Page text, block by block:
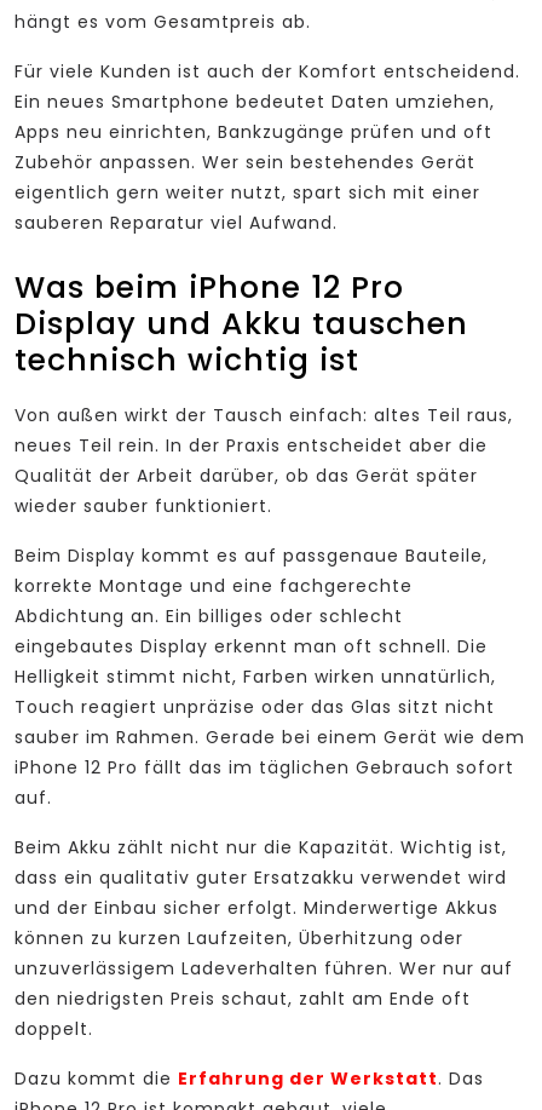
hängt es vom Gesamtpreis ab.
Für viele Kunden ist auch der Komfort entscheidend.
Ein neues Smartphone bedeutet Daten umziehen,
Apps neu einrichten, Bankzugänge prüfen und oft
Zubehör anpassen. Wer sein bestehendes Gerät
eigentlich gern weiter nutzt, spart sich mit einer
sauberen Reparatur viel Aufwand.
Was beim iPhone 12 Pro
Display und Akku tauschen
technisch wichtig ist
Von außen wirkt der Tausch einfach: altes Teil raus,
neues Teil rein. In der Praxis entscheidet aber die
Qualität der Arbeit darüber, ob das Gerät später
wieder sauber funktioniert.
Beim Display kommt es auf passgenaue Bauteile,
korrekte Montage und eine fachgerechte
Abdichtung an. Ein billiges oder schlecht
eingebautes Display erkennt man oft schnell. Die
Helligkeit stimmt nicht, Farben wirken unnatürlich,
Touch reagiert unpräzise oder das Glas sitzt nicht
sauber im Rahmen. Gerade bei einem Gerät wie dem
iPhone 12 Pro fällt das im täglichen Gebrauch sofort
auf.
Beim Akku zählt nicht nur die Kapazität. Wichtig ist,
dass ein qualitativ guter Ersatzakku verwendet wird
und der Einbau sicher erfolgt. Minderwertige Akkus
können zu kurzen Laufzeiten, Überhitzung oder
unzuverlässigem Ladeverhalten führen. Wer nur auf
den niedrigsten Preis schaut, zahlt am Ende oft
doppelt.
Dazu kommt die Erfahrung der Werkstatt. Das